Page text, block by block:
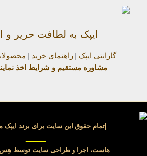
ایپک به لطافت حریر و
گارانتی ایپک | راهنمای خرید |
مشاوره مستقیم و شرایط اخذ
|تمام حقوق این سایت برای برند
هاست، اجرا و طراحی سایت توسط